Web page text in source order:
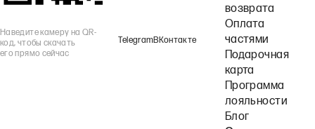
Наведите камеру на QR-
код, чтобы скачать
его прямо сейчас
TelegramВКонтакте
возврата
Оплата
частями
Подарочная
карта
Программа
лояльности
Блог